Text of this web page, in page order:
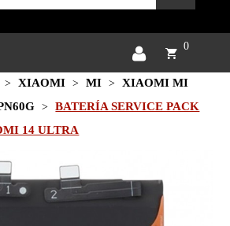
0
XIAOMI MI
XIAOMI MI
BATERÍA SERVICE PACK
14 ULTRA